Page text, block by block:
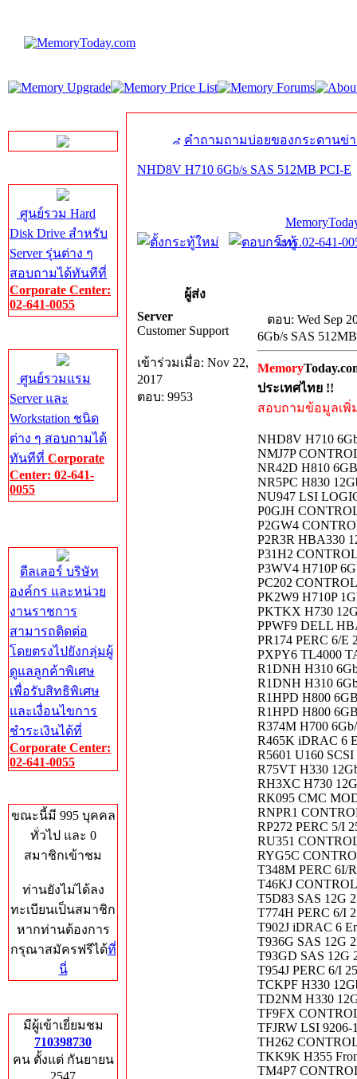
ศูนย์รวม Hard
Disk Drive สำหรับ
Server รุ่นต่าง ๆ
สอบถามได้ทันทีที่
Corporate Center:
02-641-0055
ศูนย์รวมแรม
Server และ
Workstation ชนิด
ต่าง ๆ สอบถามได้
ทันทีที่ Corporate
Center: 02-641-
0055
ดีลเลอร์ บริษัท
องค์กร และหน่วย
งานราชการ
สามารถติดต่อ
โดยตรงไปยังกลุ่มผู้
ดูแลลูกค้าพิเศษ
เพื่อรับสิทธิพิเศษ
และเงื่อนไขการ
ชำระเงินได้ที่
Corporate Center:
02-641-0055
ขณะนี้มี 995 บุคคล
ทั่วไป และ 0
สมาชิกเข้าชม
ท่านยังไม่ได้ลง
ทะเบียนเป็นสมาชิก
หากท่านต้องการ
กรุณาสมัครฟรีได้ที่
นี่
มีผู้เข้าเยี่ยมชม
710398730
คน ตั้งแต่ กันยายน
2547
คำถามถามบ่อยของกระดานข่
NHD8V H710 6Gb/s SAS 512MB PCI-E
โทร.02-641-
ผู้ส่ง
Server
Customer Support
เข้าร่วมเมื่อ: Nov 22,
2017
ตอบ: 9953
ตอบ: Wed Sep
6Gb/s SAS
Memory
ประเทศไทย !!
สอบถามข้อมูลเพิ่
NHD8V H710
NMJ7P
NR42D H810
NR5PC H830
NU947 LSI
P0GJH
P2GW4
P2R3R HBA330
P31H2
P3WV4 H710P
PC202
PK2W9 H710P
PKTKX H730
PPWF9 DELL
PR174 PERC 6/E
PXPY6 TL4000
R1DNH H310
R1DNH H310
R1HPD H800
R1HPD H800
R374M H700
R465K iDRAC 6
R5601 U160
R75VT H330
RH3XC H730
RK095 CMC
RNPR1
RP272 PERC 5/I
RU351
RYG5C
T348M PERC 6I/
T46KJ
T5D83 SAS 12G
T774H PERC 6/I
T902J iDRAC 6
T936G SAS 12G
T93GD SAS 12G
T954J PERC 6/I
TCKPF H330
TD2NM H330
TF9FX
TFJRW LSI 9206-
TH262
TKK9K H355
TM4P7